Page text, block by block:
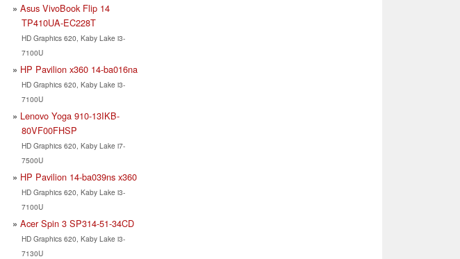
Asus VivoBook Flip 14
TP410UA-EC228T
HD Graphics 620, Kaby Lake i3-
7100U
HP Pavilion x360 14-ba016na
HD Graphics 620, Kaby Lake i3-
7100U
Lenovo Yoga 910-13IKB-
80VF00FHSP
HD Graphics 620, Kaby Lake i7-
7500U
HP Pavilion 14-ba039ns x360
HD Graphics 620, Kaby Lake i3-
7100U
Acer Spin 3 SP314-51-34CD
HD Graphics 620, Kaby Lake i3-
7130U